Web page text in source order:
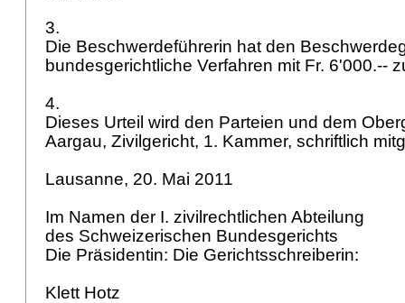
3.
Die Beschwerdeführerin hat den
bundesgerichtliche Verfahren mit Fr. 6'000.--
4.
Dieses Urteil wird den Parteien und dem
Aargau, Zivilgericht, 1. Kammer, schriftlich
Lausanne, 20. Mai 2011
Im Namen der I. zivilrechtlichen Abteilung
des Schweizerischen Bundesgerichts
Die Präsidentin: Die Gerichtsschreiberin:
Klett Hotz